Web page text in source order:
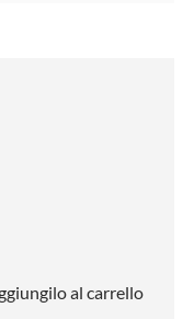
al carrello